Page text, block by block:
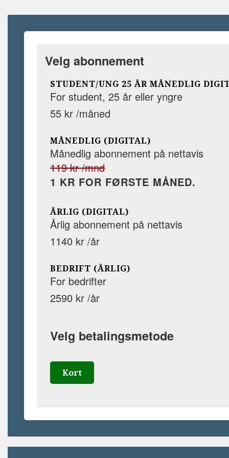
Velg abonnement
STUDENT/UNG 25 ÅR MÅNEDLIG
For student, 25 år eller yngre
55 kr /måned
MÅNEDLIG (DIGITAL)
Månedlig abonnement på nettavis
119 kr /mnd
1 KR FOR FØRSTE MÅNED.
ÅRLIG (DIGITAL)
Årlig abonnement på nettavis
1140 kr /år
BEDRIFT (ÅRLIG)
For bedrifter
2590 kr /år
Velg betalingsmetode
Kort